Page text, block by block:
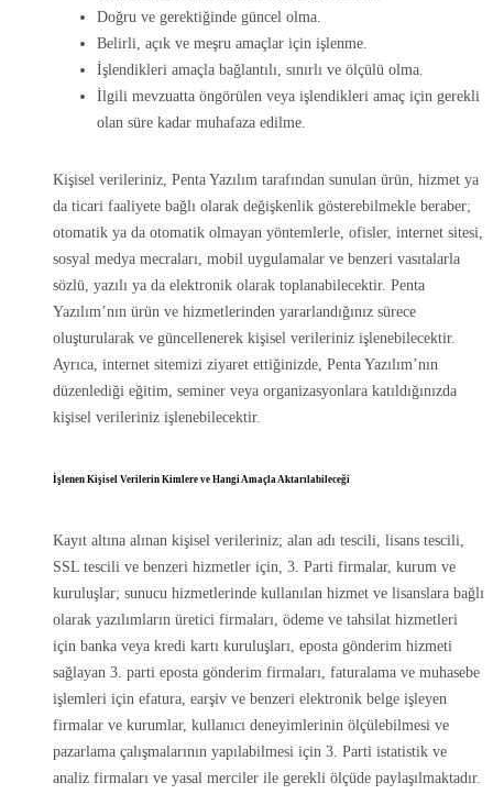
Doğru ve gerektiğinde güncel olma.
Belirli, açık ve meşru amaçlar için işlenme.
İşlendikleri amaçla bağlantılı, sınırlı ve ölçülü olma.
İlgili mevzuatta öngörülen veya işlendikleri amaç için gerekli
olan süre kadar muhafaza edilme.
Kişisel verileriniz, Penta Yazılım tarafından sunulan ürün, hizmet ya
da ticari faaliyete bağlı olarak değişkenlik gösterebilmekle beraber;
otomatik ya da otomatik olmayan yöntemlerle, ofisler, internet sitesi,
sosyal medya mecraları, mobil uygulamalar ve benzeri vasıtalarla
sözlü, yazılı ya da elektronik olarak toplanabilecektir. Penta
Yazılım’nın ürün ve hizmetlerinden yararlandığınız sürece
oluşturularak ve güncellenerek kişisel verileriniz işlenebilecektir.
Ayrıca, internet sitemizi ziyaret ettiğinizde, Penta Yazılım’nın
düzenlediği eğitim, seminer veya organizasyonlara katıldığınızda
kişisel verileriniz işlenebilecektir.
İşlenen Kişisel Verilerin Kimlere ve Hangi Amaçla Aktarılabileceği
Kayıt altına alınan kişisel verileriniz; alan adı tescili, lisans tescili,
SSL tescili ve benzeri hizmetler için, 3. Parti firmalar, kurum ve
kuruluşlar; sunucu hizmetlerinde kullanılan hizmet ve lisanslara bağlı
olarak yazılımların üretici firmaları, ödeme ve tahsilat hizmetleri
için banka veya kredi kartı kuruluşları, eposta gönderim hizmeti
sağlayan 3. parti eposta gönderim firmaları, faturalama ve muhasebe
işlemleri için efatura, earşiv ve benzeri elektronik belge işleyen
firmalar ve kurumlar, kullanıcı deneyimlerinin ölçülebilmesi ve
pazarlama çalışmalarının yapılabilmesi için 3. Parti istatistik ve
analiz firmaları ve yasal merciler ile gerekli ölçüde paylaşılmaktadır.